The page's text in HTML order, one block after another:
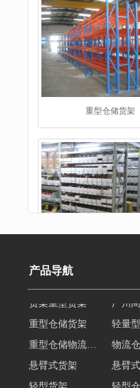
重型仓储货架
仓储货架
产品导航